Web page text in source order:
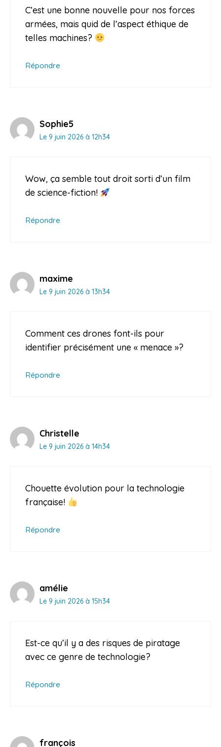
C’est une bonne nouvelle pour nos forces
armées, mais quid de l’aspect éthique de
telles machines?
Répondre
Sophie5
Le 9 juin 2026 à 12h34
Wow, ça semble tout droit sorti d’un film
de science-fiction!
Répondre
maxime
Le 9 juin 2026 à 13h34
Comment ces drones font-ils pour
identifier précisément une « menace »?
Répondre
Christelle
Le 9 juin 2026 à 14h34
Chouette évolution pour la technologie
française!
Répondre
amélie
Le 9 juin 2026 à 15h34
Est-ce qu’il y a des risques de piratage
avec ce genre de technologie?
Répondre
françois